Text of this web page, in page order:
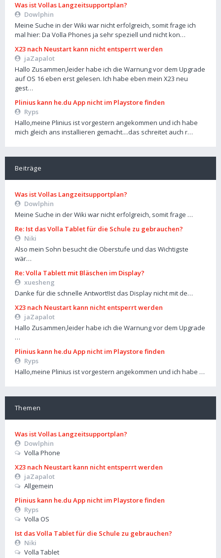
Was ist Vollas Langzeitsupportplan?
Dowlphin
Meine Suche in der Wiki war nicht erfolgreich, somit frage ich
mal hier: Da Volla Phones ja sehr speziell und nicht kon…
X23 nach Neustart kann nicht entsperrt werden
jaZapalot
Hallo Zusammen,leider habe ich die Warnung vor dem Upgrade
auf OS 16 eben erst gelesen. Ich habe eben mein X23 neu
gest…
Plinius kann he.du App nicht im Playstore finden
Ryps
Hallo,meine Plinius ist vorgestern angekommen und ich habe
mich gleich ans installieren gemacht....das schreitet auch r…
Beiträge
Was ist Vollas Langzeitsupportplan?
Dowlphin
Meine Suche in der Wiki war nicht erfolgreich, somit frage …
Re: Ist das Volla Tablet für die Schule zu gebrauchen?
Niki
Also mein Sohn besucht die Oberstufe und das Wichtigste
wär…
Re: Volla Tablett mit Bläschen im Display?
xuesheng
Danke für die schnelle Antwort!Ist das Display nicht mit de…
X23 nach Neustart kann nicht entsperrt werden
jaZapalot
Hallo Zusammen,leider habe ich die Warnung vor dem Upgrade
…
Plinius kann he.du App nicht im Playstore finden
Ryps
Hallo,meine Plinius ist vorgestern angekommen und ich habe …
Themen
Was ist Vollas Langzeitsupportplan?
Dowlphin
Volla Phone
X23 nach Neustart kann nicht entsperrt werden
jaZapalot
Allgemein
Plinius kann he.du App nicht im Playstore finden
Ryps
Volla OS
Ist das Volla Tablet für die Schule zu gebrauchen?
Niki
Volla Tablet